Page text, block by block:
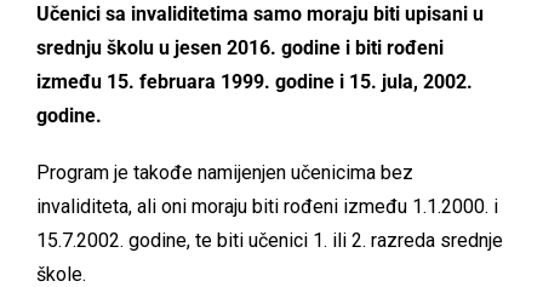
Učenici sa invaliditetima samo moraju biti upisani u
srednju školu u jesen 2016. godine i biti rođeni
između 15. februara 1999. godine i 15. jula, 2002.
godine.
Program je takođe namijenjen učenicima bez
invaliditeta, ali oni moraju biti rođeni između 1.1.2000. i
15.7.2002. godine, te biti učenici 1. ili 2. razreda srednje
škole.